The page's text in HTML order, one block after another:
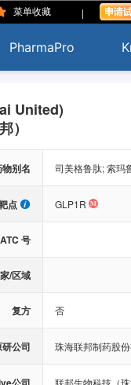
菜单收藏 |
PharmaPro
United)
）
别名 司美格鲁肽; 索玛
点 GLP1R
ATC 号
/区域
复方 否
研公司 珠海联邦制药股
联邦生物科技（